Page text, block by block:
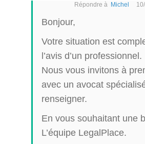
Répondre à Michel
Bonjour,
Votre situation est
l’avis d’un professionnel.
Nous vous invitons à
avec un avocat
renseigner.
En vous souhaitant une
L’équipe LegalPlace.